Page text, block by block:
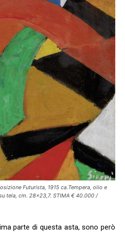
Futurista, 1915 ca.Tempera, olio e
tela, cm. 28×23,7. STIMA € 40.000 /
parte di questa asta, sono però